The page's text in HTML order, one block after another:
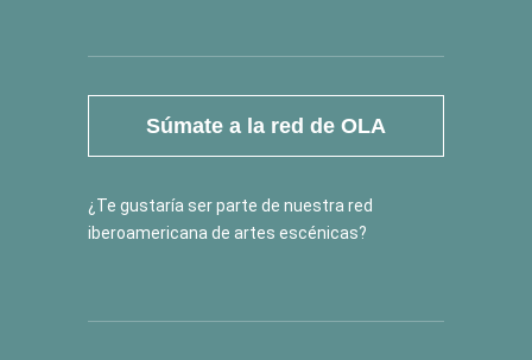
Súmate a la red de OLA
¿Te gustaría ser parte de nuestra red
iberoamericana de artes escénicas?